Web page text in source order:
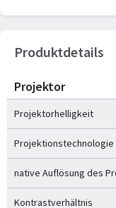
Produktdetails
Projektor
Projektorhelligkeit
Projektionstechnologie
native Auflösung des
Kontrastverhältnis